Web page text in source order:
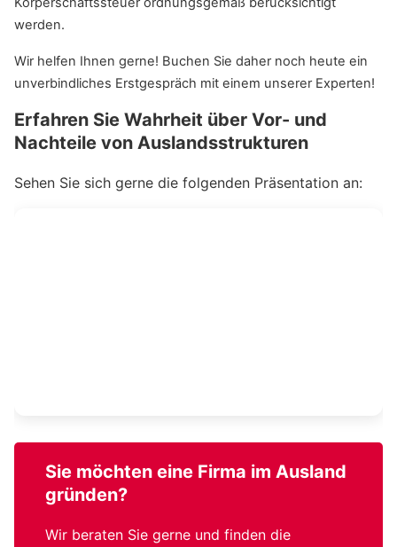
werden.
Wir helfen Ihnen gerne! Buchen Sie daher noch heute ein
unverbindliches Erstgespräch mit einem unserer Experten!
Erfahren Sie Wahrheit über Vor- und
Nachteile von Auslandsstrukturen
Sehen Sie sich gerne die folgenden Präsentation an:
Sie möchten eine Firma im Ausland
gründen?
Wir beraten Sie gerne und finden die